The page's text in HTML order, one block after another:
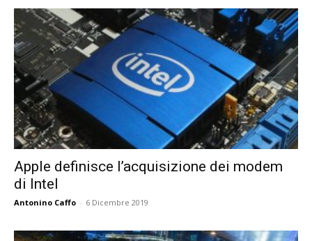
Apple definisce l’acquisizione dei modem
di Intel
Antonino Caffo - 6 Dicembre 2019